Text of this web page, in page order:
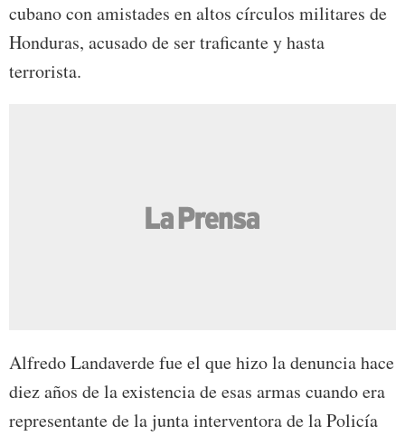
cubano con amistades en altos círculos militares de
Honduras, acusado de ser traficante y hasta
terrorista.
Alfredo Landaverde fue el que hizo la denuncia hace
diez años de la existencia de esas armas cuando era
representante de la junta interventora de la Policía